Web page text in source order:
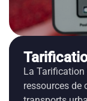
La Tarification
ressources de